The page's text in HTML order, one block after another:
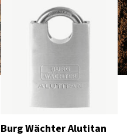
Burg Wächter Alutitan